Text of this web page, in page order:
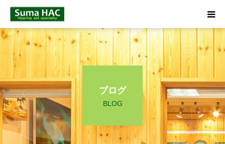
ブログ
BLOG
HOME
聞こえでお悩みの方へ
補聴器について
店舗のご案内